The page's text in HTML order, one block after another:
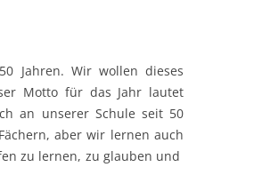
EHEMALIGENTURNIER
EHEMALIGENFETE
KOHLHAGEN
CHALLENGES
HILFSAKTIONEN
SCHULPASTORALERGÄNZUNGSSTUNDEN
HOCHBEGABUNG
IRLAND
POLEN
SKIFREIZEIT
Jahren. Wir wollen dieses
Motto für das Jahr lautet
an unserer Schule seit 50
aber wir lernen auch
zu lernen, zu glauben und